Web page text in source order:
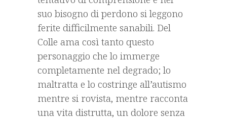
suo bisogno di perdono si leggono
ferite difficilmente sanabili. Del
Colle ama così tanto questo
personaggio che lo immerge
completamente nel degrado; lo
maltratta e lo costringe all’autismo
mentre si rovista, mentre racconta
una vita distrutta, un dolore senza